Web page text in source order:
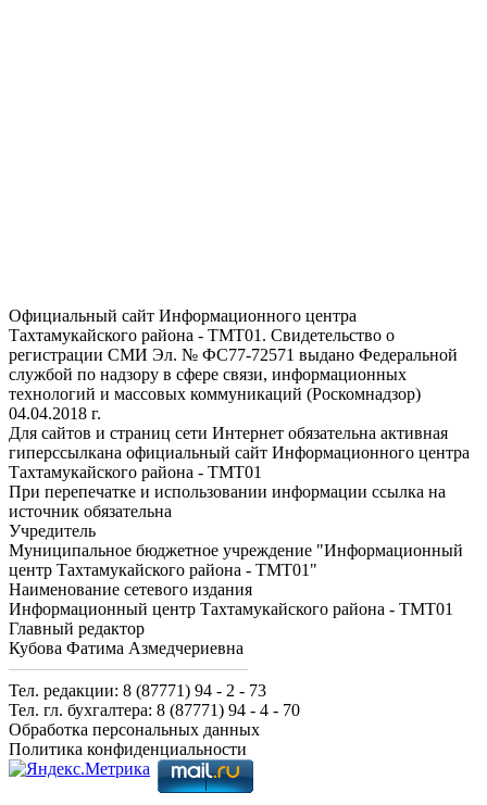
Официальный сайт Информационного центра
Тахтамукайского района - ТМТ01. Свидетельство о
регистрации СМИ Эл. № ФС77-72571 выдано Федеральной
службой по надзору в сфере связи, информационных
технологий и массовых коммуникаций (Роскомнадзор)
04.04.2018 г.
Для сайтов и страниц сети Интернет обязательна активная
гиперссылкана официальный сайт Информационного центра
Тахтамукайского района - ТМТ01
При перепечатке и использовании информации ссылка на
источник обязательна
Учредитель
Муниципальное бюджетное учреждение "Информационный
центр Тахтамукайского района - ТМТ01"
Наименование сетевого издания
Информационный центр Тахтамукайского района - ТМТ01
Главный редактор
Кубова Фатима Азмедчериевна
Тел. редакции: 8 (87771) 94 - 2 - 73
Тел. гл. бухгалтера: 8 (87771) 94 - 4 - 70
Обработка персональных данных
Политика конфиденциальности